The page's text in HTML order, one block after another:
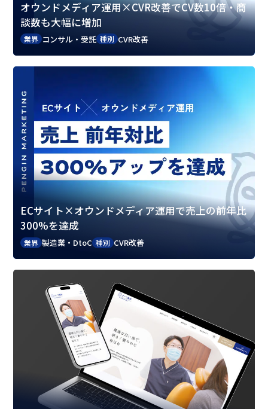
オウンドメディア運用×CVR改善でCV数10倍・商
談数も大幅に増加
業界 コンサル・受託 種別 CVR改善
ECサイト×オウンドメディア運用で売上の前年比
300%を達成
業界 製造業・DtoC 種別 CVR改善